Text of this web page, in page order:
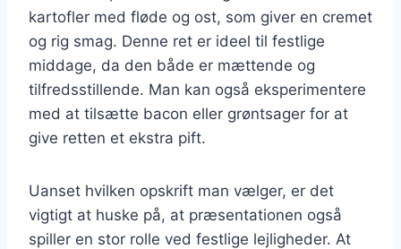
kartofler med fløde og ost, som giver en cremet
og rig smag. Denne ret er ideel til festlige
middage, da den både er mættende og
tilfredsstillende. Man kan også eksperimentere
med at tilsætte bacon eller grøntsager for at
give retten et ekstra pift.
Uanset hvilken opskrift man vælger, er det
vigtigt at huske på, at præsentationen også
spiller en stor rolle ved festlige lejligheder. At